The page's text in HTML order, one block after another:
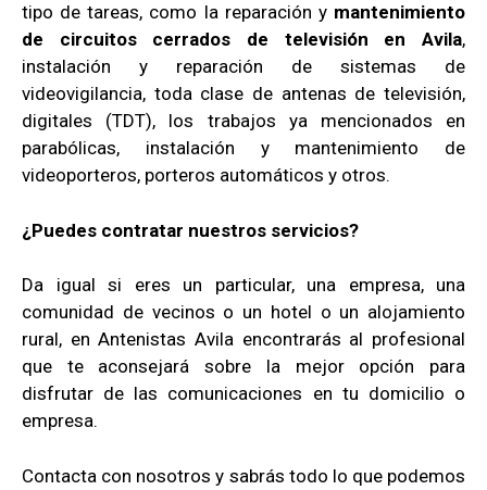
tipo de tareas, como la reparación y mantenimiento
de circuitos cerrados de televisión en Avila,
instalación y reparación de sistemas de
videovigilancia, toda clase de antenas de televisión,
digitales (TDT), los trabajos ya mencionados en
parabólicas, instalación y mantenimiento de
videoporteros, porteros automáticos y otros.
¿Puedes contratar nuestros servicios?
Da igual si eres un particular, una empresa, una
comunidad de vecinos o un hotel o un alojamiento
rural, en Antenistas Avila encontrarás al profesional
que te aconsejará sobre la mejor opción para
disfrutar de las comunicaciones en tu domicilio o
empresa.
Contacta con nosotros y sabrás todo lo que podemos